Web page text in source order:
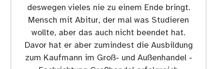
deswegen vieles nie zu einem Ende bringt.
Mensch mit Abitur, der mal was Studieren
wollte, aber das auch nicht beendet hat.
Davor hat er aber zumindest die Ausbildung
zum Kaufmann im Groß- und Außenhandel -